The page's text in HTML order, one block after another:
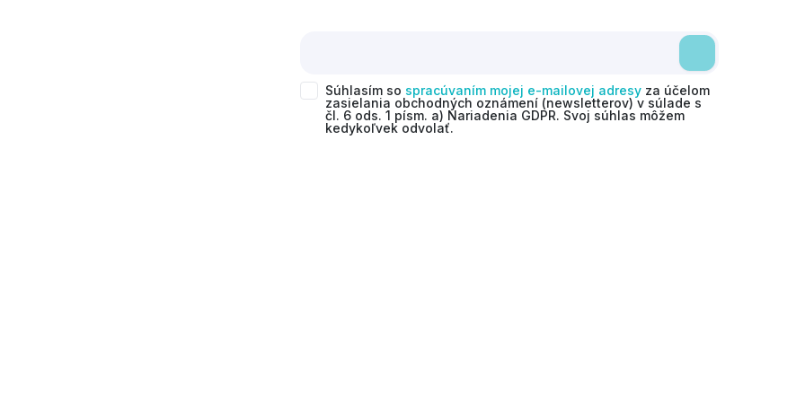
Súhlasím so spracúvaním mojej e-mailovej adresy za účelom
zasielania obchodných oznámení (newsletterov) v súlade s
čl. 6 ods. 1 písm. a) Nariadenia GDPR. Svoj súhlas môžem
kedykoľvek odvolať.